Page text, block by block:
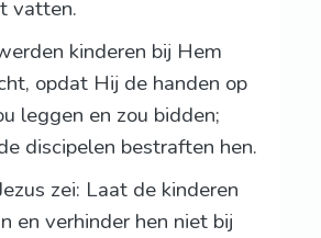
vatten.
kinderen bij Hem
opdat Hij de handen op
leggen en zou bidden;
discipelen bestraften hen.
zei: Laat de kinderen
en verhinder hen niet bij